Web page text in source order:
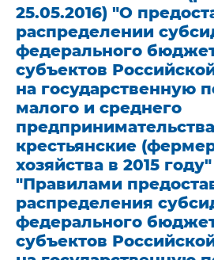
25.05.2016) "О
распределении
федерального
субъектов
на государственную
малого и среднего
крестьянские
хозяйства в 2015
"Правилами
распределения
федерального
субъектов